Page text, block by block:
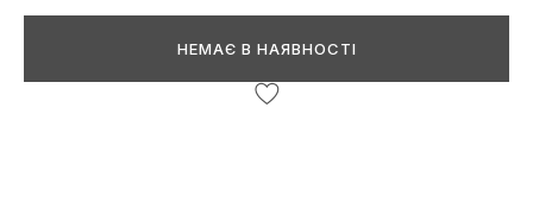
НЕМАЄ В НАЯВНОСТІ